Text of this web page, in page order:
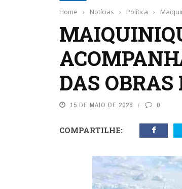
Home › Notícias › Política ›
DAS
15 DE MAIO DE 2026 0
COMPARTILHE: